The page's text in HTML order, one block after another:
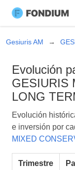
Gesiuris AM
Evolución
GESIURIS
LONG
Evolución
e inversión por
MIXED
Trimestre